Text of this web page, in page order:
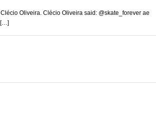
Oliveira. Clécio Oliveira said: @skate_forever ae
[…]